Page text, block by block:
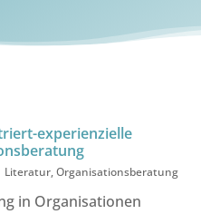
experienzielle
Literatur,Organisationsberatung
in Organisationen